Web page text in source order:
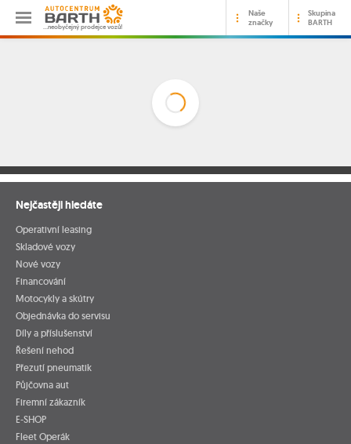
…neobyčejný prodejce vozů!
Naše
značky
Skupina
BARTH
Nejčastěji hledáte
Operativní leasing
Skladové vozy
Nové vozy
Financování
Motocykly a skútry
Objednávka do servisu
Díly a příslušenství
Řešení nehod
Přezutí pneumatik
Půjčovna aut
Firemní zákazník
E-SHOP
Fleet Operák